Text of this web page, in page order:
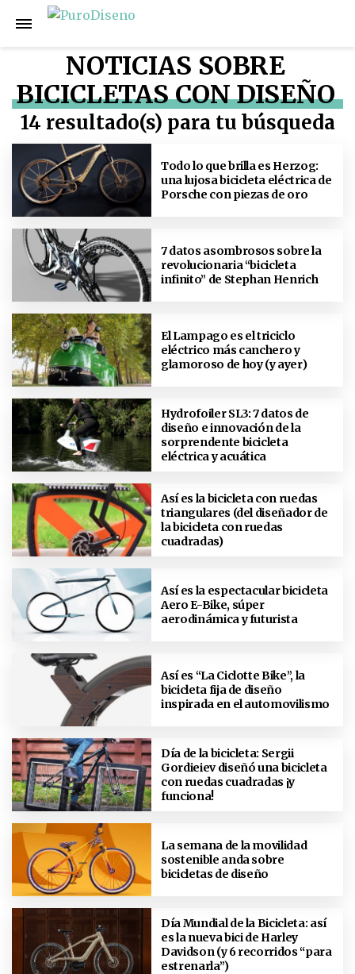
NOTICIAS SOBRE
BICICLETAS CON DISEÑO
14 resultado(s) para tu búsqueda
Todo lo que brilla es Herzog:
una lujosa bicicleta eléctrica de
Porsche con piezas de oro
7 datos asombrosos sobre la
revolucionaria “bicicleta
infinito” de Stephan Henrich
El Lampago es el triciclo
eléctrico más canchero y
glamoroso de hoy (y ayer)
Hydrofoiler SL3: 7 datos de
diseño e innovación de la
sorprendente bicicleta
eléctrica y acuática
Así es la bicicleta con ruedas
triangulares (del diseñador de
la bicicleta con ruedas
cuadradas)
Así es la espectacular bicicleta
Aero E-Bike, súper
aerodinámica y futurista
Así es “La Ciclotte Bike”, la
bicicleta fija de diseño
inspirada en el automovilismo
Día de la bicicleta: Sergii
Gordieiev diseñó una bicicleta
con ruedas cuadradas ¡y
funciona!
La semana de la movilidad
sostenible anda sobre
bicicletas de diseño
Día Mundial de la Bicicleta: así
es la nueva bici de Harley
Davidson (y 6 recorridos “para
estrenarla”)